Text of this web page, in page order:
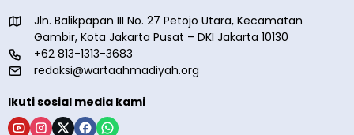
Jln. Balikpapan III No. 27 Petojo Utara, Kecamatan
Gambir, Kota Jakarta Pusat – DKI Jakarta 10130
+62 813-1313-3683
redaksi@wartaahmadiyah.org
Ikuti sosial media kami